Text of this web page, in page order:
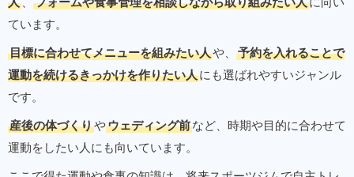
ています。
目標に合わせてメニューを組みたい人や、
予約を入れることで
運動を続けるきっかけを作りたい人にも選ばれやすいジャンル
です。
産後の体づくりやウェディング前など、時期や目的に合わせて
運動をしたい人にも向いています。